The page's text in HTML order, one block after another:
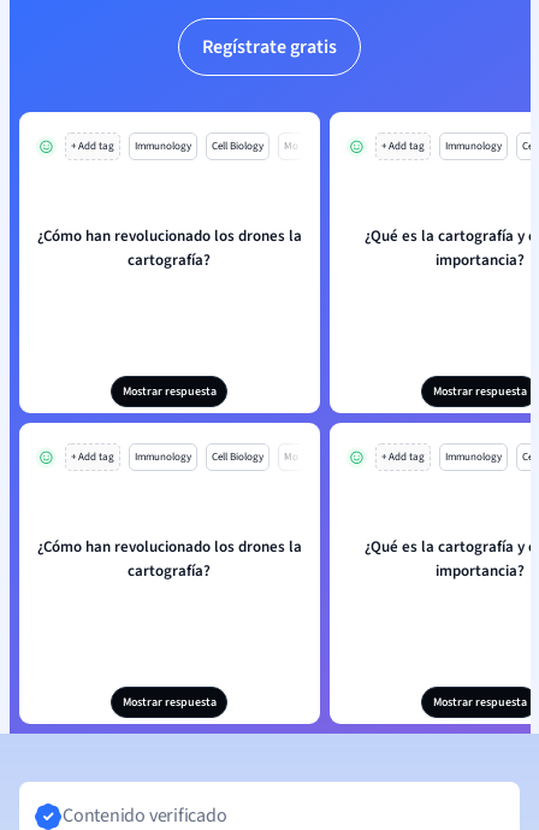
Regístrate gratis
+ Add tag Immunology Cell Biology Mo
¿Cómo han revolucionado los drones la
cartografía?
Mostrar respuesta
+ Add tag Immunology
¿Qué es la cartografía y
importancia?
Mostrar respuesta
+ Add tag Immunology Cell Biology Mo
¿Cómo han revolucionado los drones la
cartografía?
Mostrar respuesta
+ Add tag Immunology
¿Qué es la cartografía y
importancia?
Mostrar respuesta
Contenido verificado